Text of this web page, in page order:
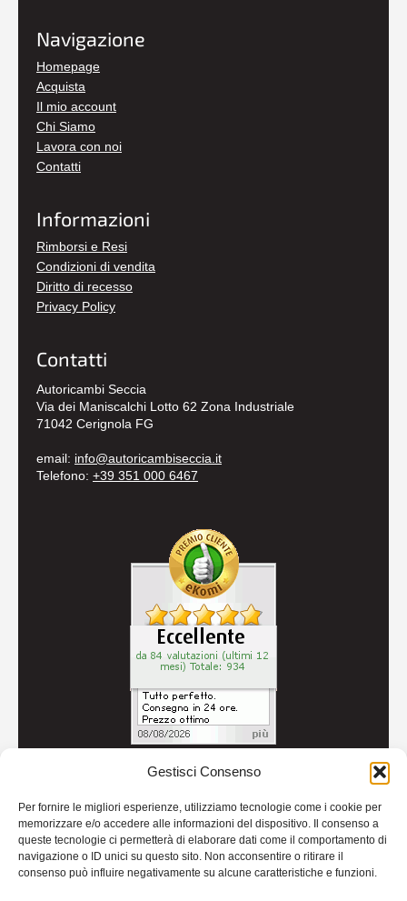
Gestisci Consenso
Per fornire le migliori esperienze, utilizziamo tecnologie come i cookie per
memorizzare e/o accedere alle informazioni del dispositivo. Il consenso a
queste tecnologie ci permetterà di elaborare dati come il comportamento di
navigazione o ID unici su questo sito. Non acconsentire o ritirare il
consenso può influire negativamente su alcune caratteristiche e funzioni.
Navigazione
Homepage
Acquista
Il mio account
Chi Siamo
Lavora con noi
Contatti
Informazioni
Rimborsi e Resi
Condizioni di vendita
Diritto di recesso
Privacy Policy
Contatti
Autoricambi Seccia
Via dei Maniscalchi Lotto 62 Zona Industriale
71042 Cerignola FG
email: info@autoricambiseccia.it
Telefono: +39 351 000 6467
Credits